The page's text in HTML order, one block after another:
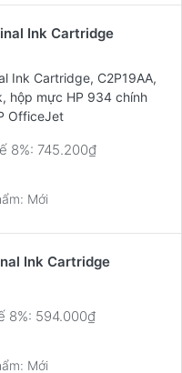
Ink Cartridge
Ink Cartridge, C2P19AA,
hộp mực HP 934 chính
OfficeJet
8%: 745.200₫
Mới
Ink Cartridge
8%: 594.000₫
Mới